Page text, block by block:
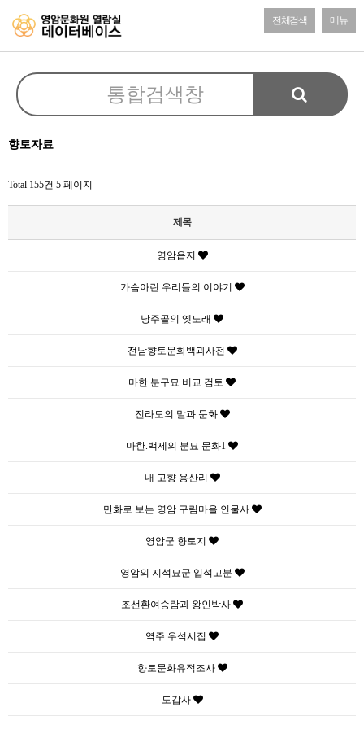
전체검색 메뉴
향토자료
Total 155건 5 페이지
제목
영암읍지
가슴아린 우리들의 이야기
낭주골의 옛노래
전남향토문화백과사전
마한 분구묘 비교 검토
전라도의 말과 문화
마한.백제의 분묘 문화1
내 고향 용산리
만화로 보는 영암 구림마을 인물사
영암군 향토지
영암의 지석묘군 입석고분
조선환여승람과 왕인박사
역주 우석시집
향토문화유적조사
도갑사